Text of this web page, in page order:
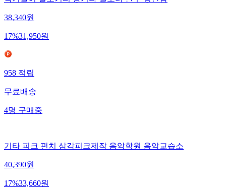
38,340원
17%31,950원
958적립
무료배송
4명구매중
기타 피크 펀치 삼각피크제작 음악학원 음악교습소
40,390원
17%33,660원